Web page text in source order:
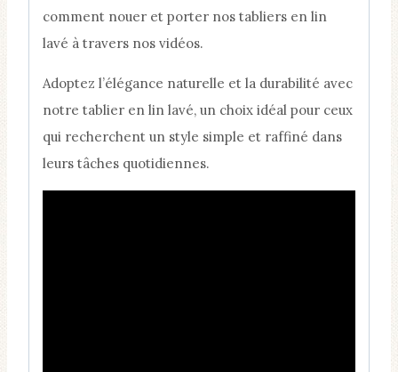
comment nouer et porter nos tabliers en lin
lavé à travers nos vidéos.
Adoptez l’élégance naturelle et la durabilité avec
notre tablier en lin lavé, un choix idéal pour ceux
qui recherchent un style simple et raffiné dans
leurs tâches quotidiennes.